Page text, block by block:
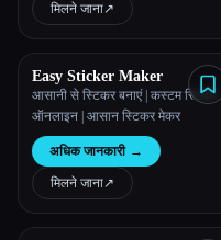
मिलने जाना↗︎
Easy Sticker Maker
आसानी से स्टिकर बनाएं | कस्टम स्टिकर
ऑनलाइन | आसान स्टिकर मेकर
अधिक जानकारी →
मिलने जाना↗︎